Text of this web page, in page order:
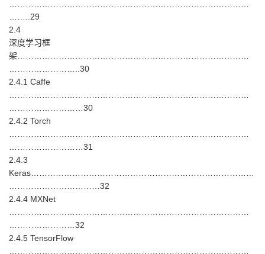
……..29
2.4
深度学习框
架…………………………………………………………………………
……………………..30
2.4.1 Caffe
………………………30
2.4.2 Torch
………………………31
2.4.3
Keras………………………………………………………………………
……………………………32
2.4.4 MXNet
……………………32
2.4.5 TensorFlow